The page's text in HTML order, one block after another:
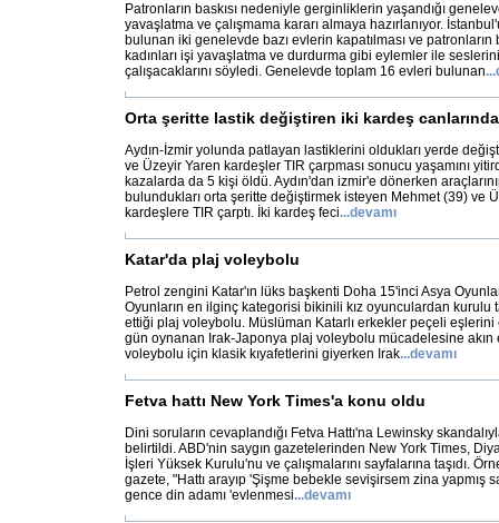
Patronların baskısı nedeniyle gerginliklerin yaşandığı
yavaşlatma ve çalışmama kararı almaya hazırlanıyor.
bulunan iki genelevde bazı evlerin kapatılması ve patronların
kadınları işi yavaşlatma ve durdurma gibi eylemler ile
çalışacaklarını söyledi. Genelevde toplam 16 evleri bulunan...
Orta şeritte lastik değiştiren iki kardeş
Aydın-İzmir yolunda patlayan lastiklerini oldukları yerde
ve Üzeyir Yaren kardeşler TIR çarpması sonucu yaşamını
kazalarda da 5 kişi öldü. Aydın'dan izmir'e dönerken
bulundukları orta şeritte değiştirmek isteyen Mehmet (39) ve
kardeşlere TIR çarptı. İki kardeş feci...devamı
Katar'da plaj voleybolu
Petrol zengini Katar'ın lüks başkenti Doha 15'inci Asya
Oyunların en ilginç kategorisi bikinili kız oyunculardan kurulu
ettiği plaj voleybolu. Müslüman Katarlı erkekler peçeli eşlerini
gün oynanan Irak-Japonya plaj voleybolu mücadelesine akın
voleybolu için klasik kıyafetlerini giyerken Irak...devamı
Fetva hattı New York Times'a konu oldu
Dini soruların cevaplandığı Fetva Hattı'na Lewinsky
belirtildi. ABD'nin saygın gazetelerinden New York Times,
İşleri Yüksek Kurulu'nu ve çalışmalarını sayfalarına taşıdı.
gazete, "Hattı arayıp 'Şişme bebekle sevişirsem zina yapmış
gence din adamı 'evlenmesi...devamı